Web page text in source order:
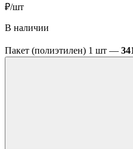
₽/шт
В наличии
Пакет (полиэтилен) 1 шт —